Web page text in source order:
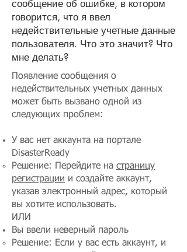
сообщение об ошибке, в котором
говорится, что я ввел
недействительные учетные данные
пользователя. Что это значит? Что
мне делать?
Появление сообщения о
недействительных учетных данных
может быть вызвано одной из
следующих проблем:
У вас нет аккаунта на портале
DisasterReady
Решение: Перейдите на страницу
регистрации и создайте аккаунт,
указав электронный адрес, который
вы хотите использовать.
ИЛИ​
Вы ввели неверный пароль
Решение: Если у вас есть аккаунт, и